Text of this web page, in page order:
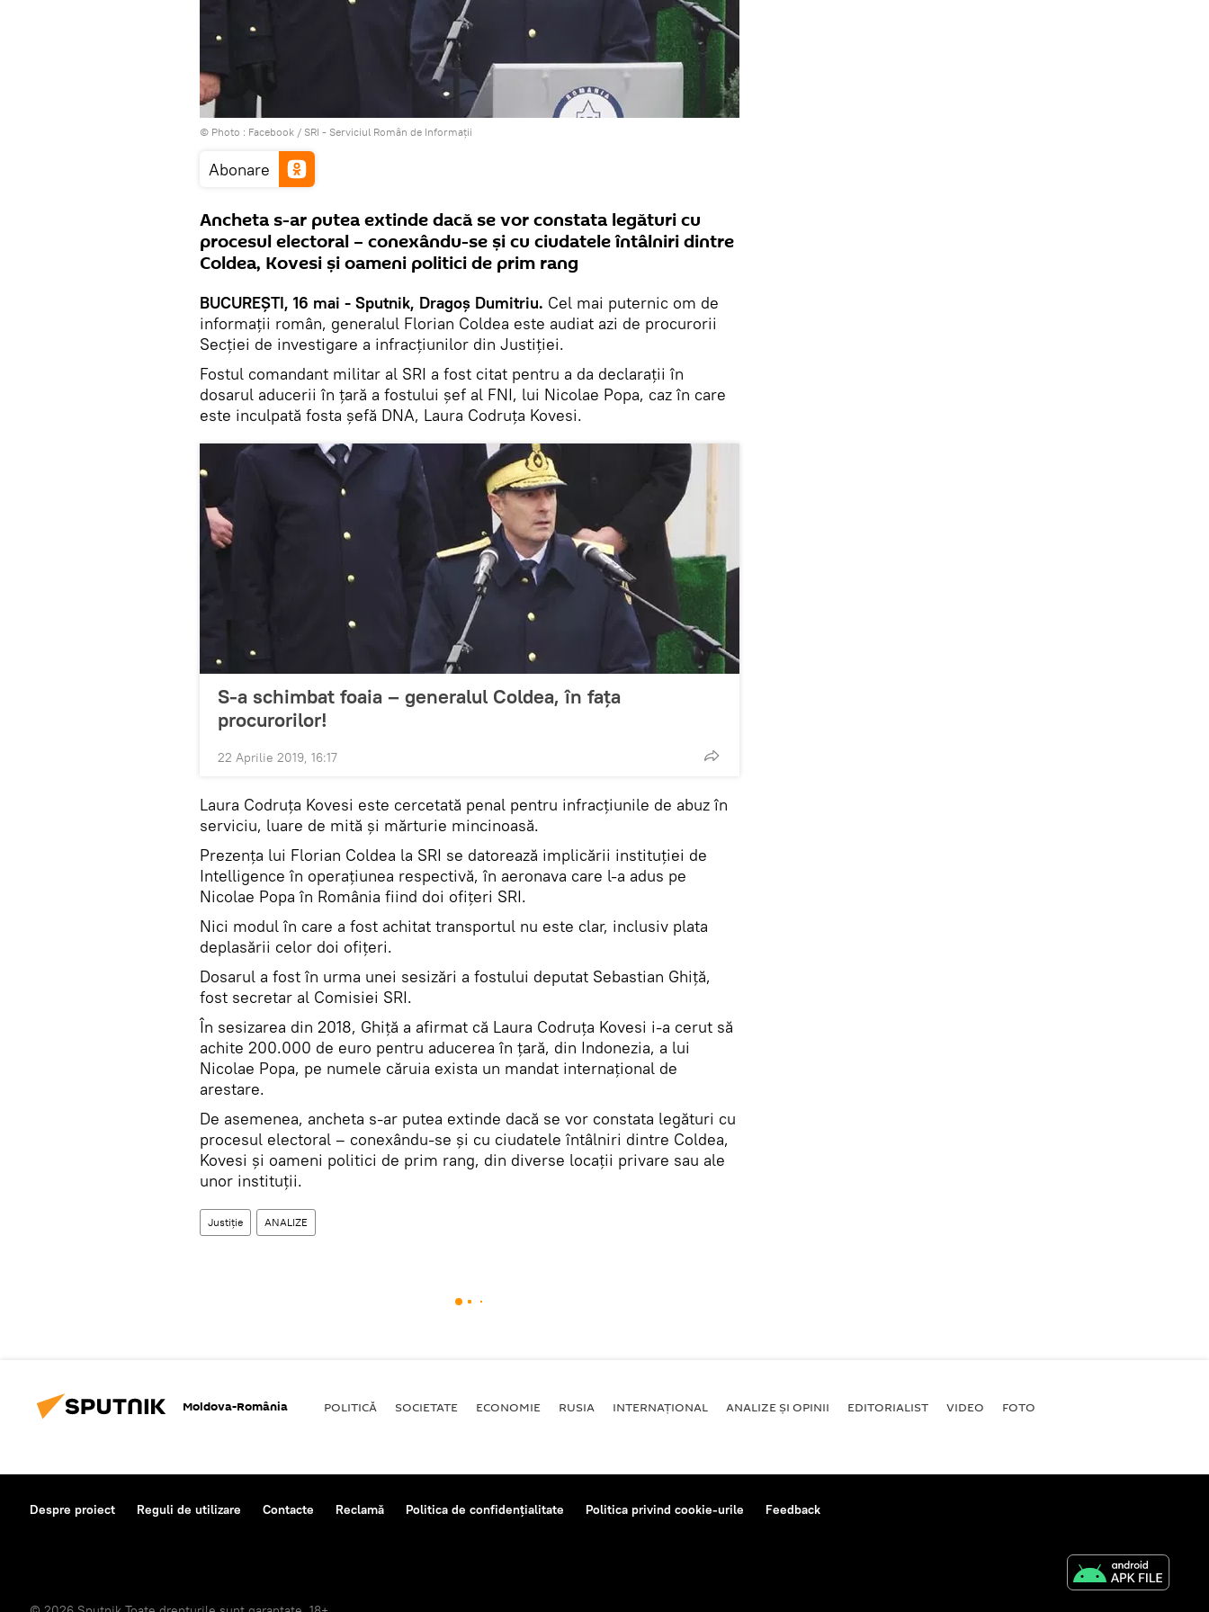
© Photo : Facebook / SRI - Serviciul Român de Informații
Abonare
Ancheta s-ar putea extinde dacă se vor constata legături cu
procesul electoral – conexându-se și cu ciudatele întâlniri dintre
Coldea, Kovesi și oameni politici de prim rang
BUCUREȘTI, 16 mai - Sputnik, Dragoș Dumitriu. Cel mai puternic om de
informații român, generalul Florian Coldea este audiat azi de procurorii
Secției de investigare a infracțiunilor din Justiției.
Fostul comandant militar al SRI a fost citat pentru a da declarații în
dosarul aducerii în țară a fostului șef al FNI, lui Nicolae Popa, caz în care
este inculpată fosta șefă DNA, Laura Codruța Kovesi.
S-a schimbat foaia – generalul Coldea, în fața
procurorilor!
22 Aprilie 2019, 16:17
Laura Codruţa Kovesi este cercetată penal pentru infracțiunile de abuz în
serviciu, luare de mită şi mărturie mincinoasă.
Prezența lui Florian Coldea la SRI se datorează implicării instituției de
Intelligence în operațiunea respectivă, în aeronava care l-a adus pe
Nicolae Popa în România fiind doi ofițeri SRI.
Nici modul în care a fost achitat transportul nu este clar, inclusiv plata
deplasării celor doi ofițeri.
Dosarul a fost în urma unei sesizări a fostului deputat Sebastian Ghiţă,
fost secretar al Comisiei SRI.
În sesizarea din 2018, Ghiță a afirmat că Laura Codruţa Kovesi i-a cerut să
achite 200.000 de euro pentru aducerea în ţară, din Indonezia, a lui
Nicolae Popa, pe numele căruia exista un mandat internaţional de
arestare.
De asemenea, ancheta s-ar putea extinde dacă se vor constata legături cu
procesul electoral – conexându-se și cu ciudatele întâlniri dintre Coldea,
Kovesi și oameni politici de prim rang, din diverse locații privare sau ale
unor instituții.
Justiție ANALIZE
Moldova-România POLITICĂ SOCIETATE ECONOMIE RUSIA INTERNAŢIONAL ANALIZE ȘI OPINII EDITORIALIST VIDEO FOTO
Despre proiect Reguli de utilizare Contacte Reclamă Politica de confidențialitate Politica privind cookie-urile Feedback